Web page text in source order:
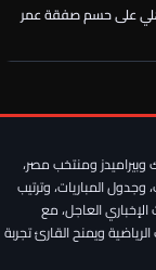
الـ4 وراء إصرار الأهلي على حسم صفقة عمر
جديدة
وبيراميدز ومنتخب مصر،
وجدول المباريات، وترتيب
الإخباري العاجل، مع
ويمنح القارئ تجربة